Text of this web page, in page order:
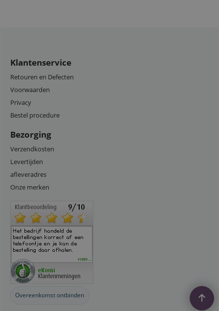
Klantenservice
Retouren en Defecten
Voorwaarden
Privacy
Bestel procedure
Bezorging
Verzendkosten
Levertijden
afleveradres
Onze merken
Overeenkomst ontbinden